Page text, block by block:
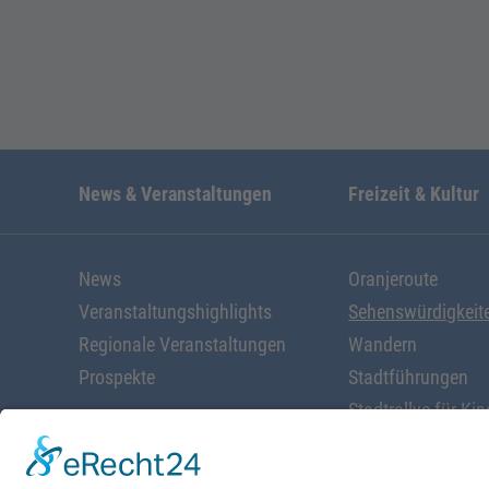
News & Veranstaltungen
News
Veranstaltungshighlights
Regionale Veranstaltungen
Prospekte
Freizeit & Kultur
Oranjeroute
Wandern
Stadtführungen
Stadtrallye für